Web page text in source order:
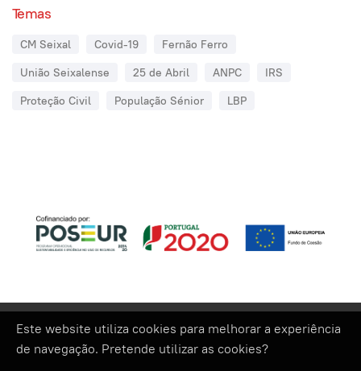
Temas
CM Seixal Covid-19
Fernão Ferro
União Seixalense
25 de Abril ANPC
IRS
Proteção Civil
População Sénior LBP
Este website utiliza cookies para melhorar a experiência
de navegação. Pretende utilizar as cookies?